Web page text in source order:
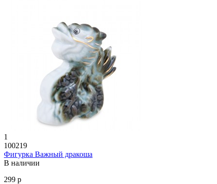
1
100219
Фигурка Важный дракоша
В наличии
299 р